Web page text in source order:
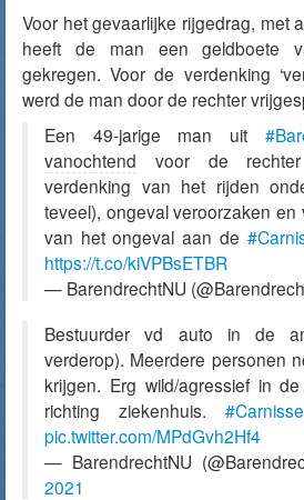
Voor het gevaarlijke rijgedrag, met
heeft de man een geldboete
gekregen. Voor de verdenking
werd de man door de rechter
Een 49-jarige man uit
vanochtend voor de rechter
verdenking van het rijden
teveel), ongeval veroorzaken
van het ongeval aan de
https://t.co/kiVPBsETBR
— BarendrechtNU
Bestuurder vd auto in de
verderop). Meerdere personen
krijgen. Erg wild/agressief in
richting ziekenhuis.
pic.twitter.com/MPdGvh2Hf4
— BarendrechtNU
2021